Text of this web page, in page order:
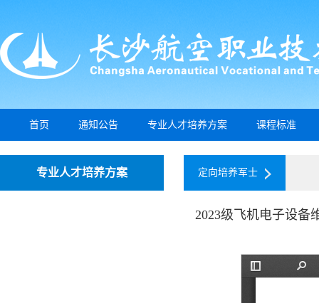
首页 通知公告 专业人才培养方案 课程标准
专业人才培养方案 定向培养军士
2023级飞机电子设备